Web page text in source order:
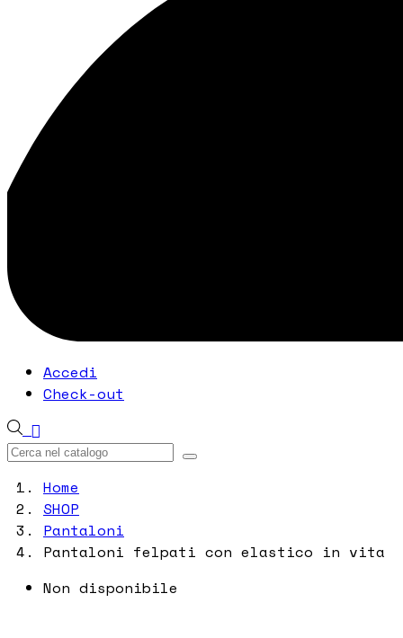
Accedi
Check-out

Home
SHOP
Pantaloni
Pantaloni felpati con elastico in vita
Non disponibile